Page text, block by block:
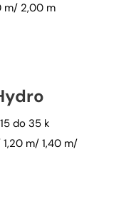
m/ 2,00 m
do 35 k
m/ 1,40 m/